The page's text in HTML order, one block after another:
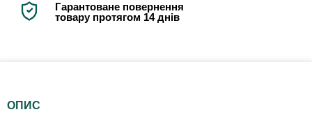
Гарантоване повернення
товару протягом 14 днів
ОПИС